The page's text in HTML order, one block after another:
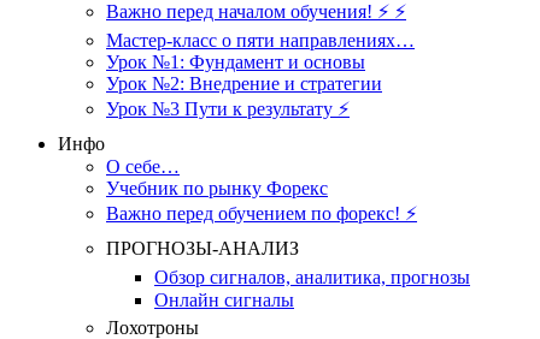
Важно перед началом обучения! ⚡ ⚡
Мастер-класс о пяти направлениях…
Урок №1: Фундамент и основы
Урок №2: Внедрение и стратегии
Урок №3 Пути к результату ⚡️
Инфо
О себе…
Учебник по рынку Форекс
Важно перед обучением по форекс! ⚡
ПРОГНОЗЫ-АНАЛИЗ
Обзор сигналов, аналитика, прогнозы
Онлайн сигналы
Лохотроны